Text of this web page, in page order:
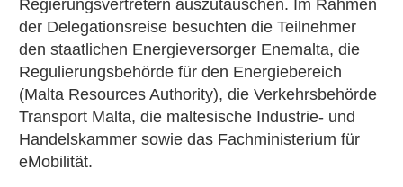
Regierungsvertretern auszutauschen. Im Rahmen
der Delegationsreise besuchten die Teilnehmer
den staatlichen Energieversorger Enemalta, die
Regulierungsbehörde für den Energiebereich
(Malta Resources Authority), die Verkehrsbehörde
Transport Malta, die maltesische Industrie- und
Handelskammer sowie das Fachministerium für
eMobilität.